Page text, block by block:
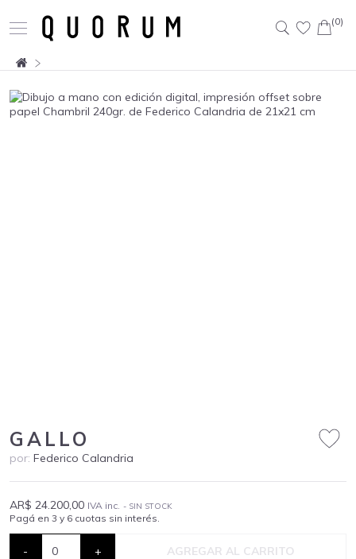
Buscar:
(0)
GALLO
por: Federico Calandria
AR$ 24.200,00 IVA inc. - SIN STOCK
Pagá en 3 y 6 cuotas sin interés.
- + AGREGAR AL CARRITO